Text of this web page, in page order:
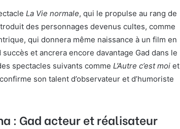
La Vie normale, qui le propulse au rang de
des personnages devenus cultes, comme
qui donnera même naissance à un film en
succès et ancrera encore davantage Gad dans le
spectacles suivants comme L’Autre c’est moi et
son talent d’observateur et d’humoriste
: Gad acteur et réalisateur